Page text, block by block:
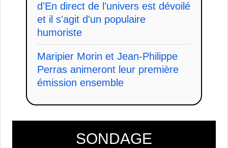
d'En direct de l'univers est dévoilé
et il s'agit d'un populaire
humoriste
Maripier Morin et Jean-Philippe
Perras animeront leur première
émission ensemble
SONDAGE